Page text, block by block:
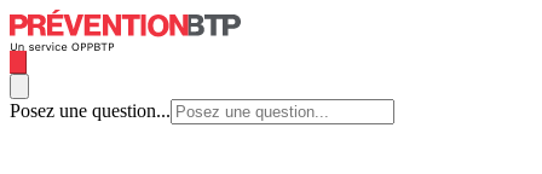
Posez une question...